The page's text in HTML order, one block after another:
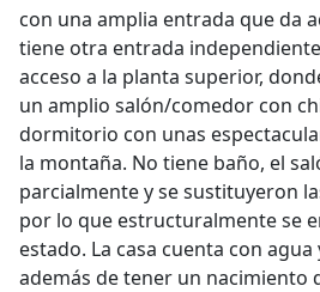
con una amplia entrada que da
tiene otra entrada
acceso a la planta superior,
un amplio salón/comedor con
dormitorio con unas
la montaña. No tiene baño, el
parcialmente y se sustituyeron
por lo que estructuralmente se
estado. La casa cuenta con
además de tener un nacimiento